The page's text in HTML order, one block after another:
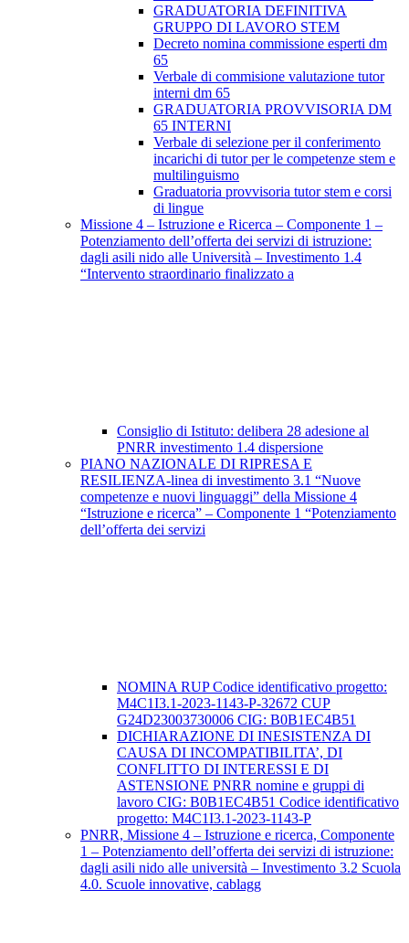
GRADUATORIA DEFINITIVA
GRUPPO DI LAVORO STEM
Decreto nomina commissione esperti dm
65
Verbale di commisione valutazione tutor
interni dm 65
GRADUATORIA PROVVISORIA DM
65 INTERNI
Verbale di selezione per il conferimento
incarichi di tutor per le competenze stem e
multilinguismo
Graduatoria provvisoria tutor stem e corsi
di lingue
Missione 4 – Istruzione e Ricerca – Componente 1 –
Potenziamento dell’offerta dei servizi di istruzione:
dagli asili nido alle Università – Investimento 1.4
“Intervento straordinario finalizzato a
Consiglio di Istituto: delibera 28 adesione al
PNRR investimento 1.4 dispersione
PIANO NAZIONALE DI RIPRESA E
RESILIENZA-linea di investimento 3.1 “Nuove
competenze e nuovi linguaggi” della Missione 4
“Istruzione e ricerca” – Componente 1 “Potenziamento
dell’offerta dei servizi
NOMINA RUP Codice identificativo progetto:
M4C1I3.1-2023-1143-P-32672 CUP
G24D23003730006 CIG: B0B1EC4B51
DICHIARAZIONE DI INESISTENZA DI
CAUSA DI INCOMPATIBILITA’, DI
CONFLITTO DI INTERESSI E DI
ASTENSIONE PNRR nomine e gruppi di
lavoro CIG: B0B1EC4B51 Codice identificativo
progetto: M4C1I3.1-2023-1143-P
PNRR, Missione 4 – Istruzione e ricerca, Componente
1 – Potenziamento dell’offerta dei servizi di istruzione:
dagli asili nido alle università – Investimento 3.2 Scuola
4.0. Scuole innovative, cablagg